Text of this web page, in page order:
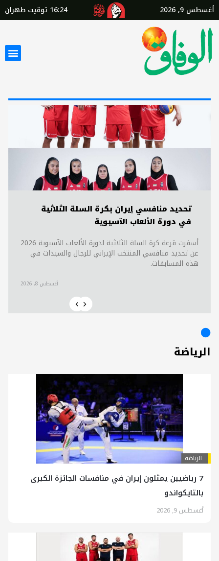
أغسطس 9, 2026 16:24 توقيت طهران
تحديد منافسي إيران بكرة السلة الثلاثية
في دورة الألعاب الآسيوية
أسفرت قرعة كرة السلة الثلاثية لدورة الألعاب الآسيوية 2026
عن تحديد منافسي المنتخب الإيراني للرجال والسيدات في
هذه المسابقات.
أغسطس 8, 2026
الرياضة
الرياضة
7 رباضيين يمثلون إيران في منافسات الجائزة الكبرى
بالتايكواندو
أغسطس 9, 2026